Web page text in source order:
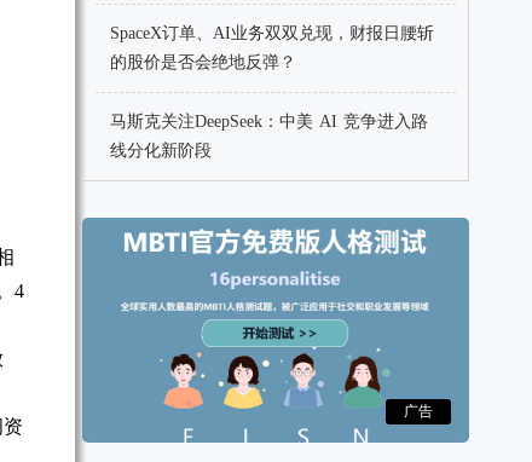
4
SpaceX订单、AI业务双双兑现，财报日腰斩
的股价是否会绝地反弹？
马斯克关注DeepSeek：中美 AI 竞争进入路
线分化新阶段
广告